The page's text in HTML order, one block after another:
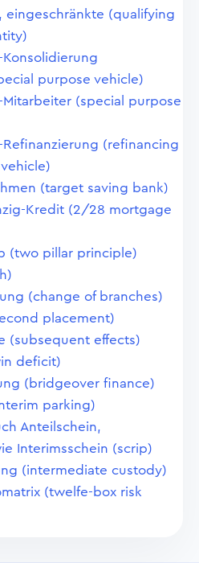
eingeschränkte (qualifying
purpose vehicle)
(special purpose
(refinancing
(target saving bank)
Kredit (2/28 mortgage
(two pillar principle)
(change of branches)
placement)
(subsequent effects)
deficit)
(bridgeover finance)
parking)
Anteilschein,
Interimsschein (scrip)
(intermediate custody)
(twelfe-box risk